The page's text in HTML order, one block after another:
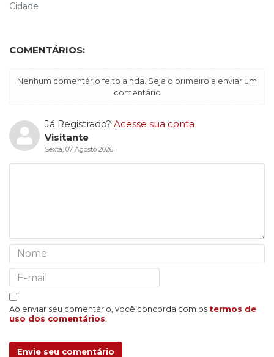
Cidade
COMENTÁRIOS:
Nenhum comentário feito ainda. Seja o primeiro a enviar um
comentário
Já Registrado? Acesse sua conta
Visitante
Sexta, 07 Agosto 2026
Ao enviar seu comentário, você concorda com os termos de
uso dos comentários
Envie seu comentário